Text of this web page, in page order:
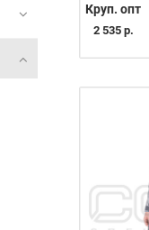
Круп. опт
2 535 р.